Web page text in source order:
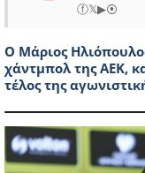
ⓕ𝕏▶⦿
Ο Μάριος
χάντμπολ της ΑΕΚ,
τέλος της